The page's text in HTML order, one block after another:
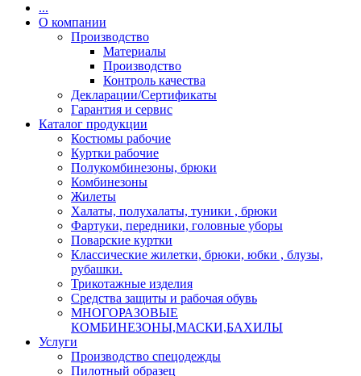
...
О компании
Производство
Материалы
Производство
Контроль качества
Декларации/Сертификаты
Гарантия и сервис
Каталог продукции
Костюмы рабочие
Куртки рабочие
Полукомбинезоны, брюки
Комбинезоны
Жилеты
Халаты, полухалаты, туники , брюки
Фартуки, передники, головные уборы
Поварские куртки
Классические жилетки, брюки, юбки , блузы,
рубашки.
Трикотажные изделия
Средства защиты и рабочая обувь
МНОГОРАЗОВЫЕ
КОМБИНЕЗОНЫ,МАСКИ,БАХИЛЫ
Услуги
Производство спецодежды
Пилотный образец